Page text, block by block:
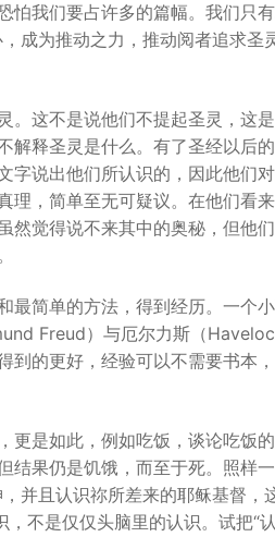
我们要占许多的篇幅。我们只
成为推动之力，推动阅者追求圣
。这不是说他们不提起圣灵，这
解释圣灵是什么。有了圣经以后
说出他们所认识的，因此他们对
理，简单至无可疑议。在他们看
然觉得说不来其中的奥秘，但他
最简单的方法，得到经历。一个
Freud）与厄尔力斯（
到的更好，经验可以不需要书本
更是如此，例如吃饭，谈论吃饭
结果仍是饥饿，而至于死。照样
并且认识祢所差来的耶稣基督，
不是仅仅头脑里的认识。试把“